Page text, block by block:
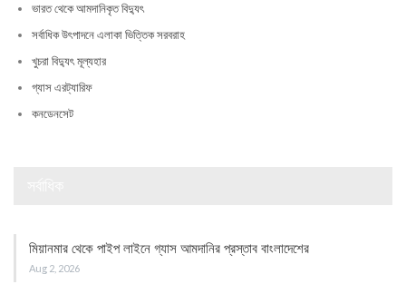
ভারত থেকে আমদানিকৃত বিদ্যুৎ
সর্বাধিক উৎপাদনে এলাকা ভিত্তিক সরবরাহ
খুচরা বিদ্যুৎ মূল্যহার
গ্যাস এরট্যারিফ
কনডেনসেট
মিয়ানমার থেকে পাইপ লাইনে গ্যাস আমদানির প্রস্তাব বাংলাদেশের
Aug 2, 2026